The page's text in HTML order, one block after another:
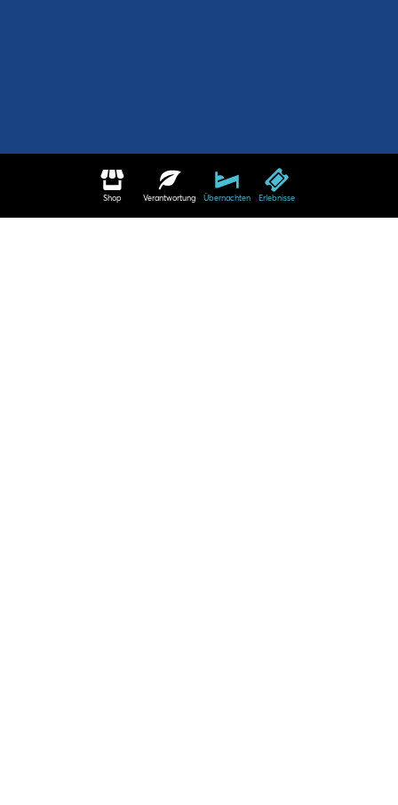
Shop Verantwortung Übernachten Erlebnisse